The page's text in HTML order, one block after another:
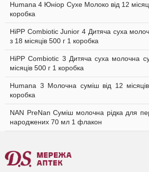
Humana 4 Юніор Сухе Молоко від 12
коробка
HiPP Combiotic Junior 4 Дитяча суха
з 18 місяців 500 г 1 коробка
HiPP Combiotic 3 Дитяча суха молочна
місяців 500 г 1 коробка
Humana 3 Молочна суміш від 12
коробка
NAN PreNan Суміш молочна рідка для
народжених 70 мл 1 флакон